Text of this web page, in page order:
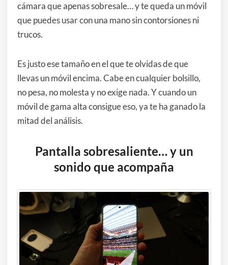
cámara que apenas sobresale… y te queda un móvil
que puedes usar con una mano sin contorsiones ni
trucos.
Es justo ese tamaño en el que te olvidas de que
llevas un móvil encima. Cabe en cualquier bolsillo,
no pesa, no molesta y no exige nada. Y cuando un
móvil de gama alta consigue eso, ya te ha ganado la
mitad del análisis.
Pantalla sobresaliente… y un
sonido que acompaña